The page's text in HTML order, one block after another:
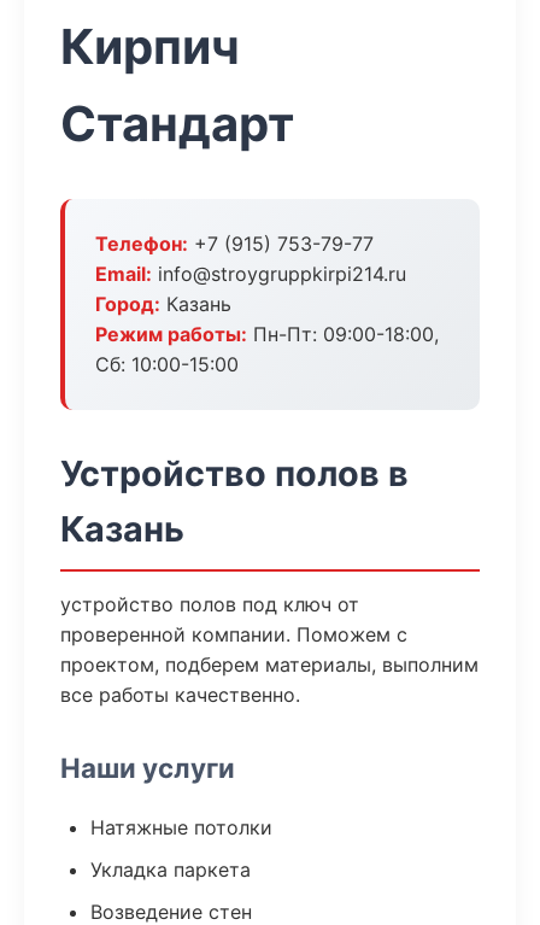
Кирпич
Стандарт
Телефон: +7 (915) 753-79-77
Email: info@stroygruppkirpi214.ru
Город: Казань
Режим работы: Пн-Пт: 09:00-18:00,
Сб: 10:00-15:00
Устройство полов в
Казань
устройство полов под ключ от
проверенной компании. Поможем с
проектом, подберем материалы, выполним
все работы качественно.
Наши услуги
Натяжные потолки
Укладка паркета
Возведение стен